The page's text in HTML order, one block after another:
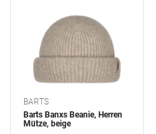
BARTS
Barts Banxs Beanie, Herren
Mütze, beige